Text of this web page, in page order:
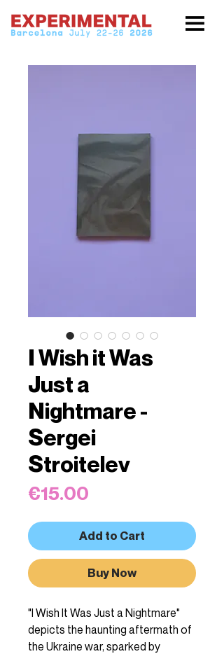
I Wish it Was
Just a
Nightmare -
Sergei
Stroitelev
€15.00
Add to Cart
Buy Now
"I Wish It Was Just a Nightmare"
depicts the haunting aftermath of
the Ukraine war, sparked by